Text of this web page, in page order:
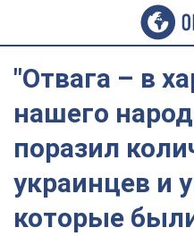
"Отвага – в
нашего
поразил
украинцев и
которые